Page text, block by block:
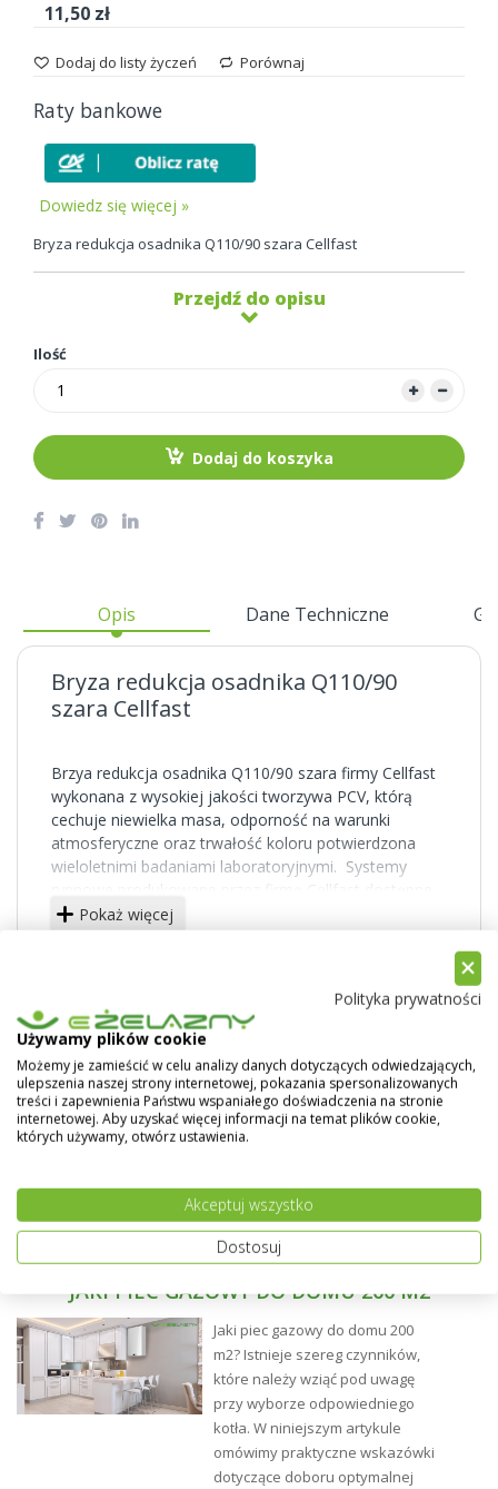
11,50 zł
Dodaj do listy życzeń Porównaj
Raty bankowe
Dowiedz się więcej »
Bryza redukcja osadnika Q110/90 szara Cellfast
Przejdź do opisu
Ilość
Dodaj do koszyka
Opis Dane Techniczne
Bryza redukcja osadnika Q110/90
szara Cellfast
Brzya redukcja osadnika Q110/90 szara firmy Cellfast
wykonana z wysokiej jakości tworzywa PCV, którą
cechuje niewielka masa, odporność na warunki
atmosferyczne oraz trwałość koloru potwierdzona
wieloletnimi badaniami laboratoryjnymi. Systemy
rynnowe produkowane przez firmę Cellfast dostępne
są w kolorach: białym, czerwonym, brązowym,
grafitowym, ceglastym oraz zielonym.
Pokaż więcej
JAKI PIEC GAZOWY DO DOMU 200 M2
Jaki piec gazowy do domu 200
m2? Istnieje szereg czynników,
które należy wziąć pod uwagę
przy wyborze odpowiedniego
kotła. W niniejszym artykule
omówimy praktyczne wskazówki
dotyczące doboru optymalnej
Polityka prywatności
Używamy plików cookie
Możemy je zamieścić w celu analizy danych dotyczących odwiedzających,
ulepszenia naszej strony internetowej, pokazania spersonalizowanych
treści i zapewnienia Państwu wspaniałego doświadczenia na stronie
internetowej. Aby uzyskać więcej informacji na temat plików cookie,
których używamy, otwórz ustawienia.
Akceptuj wszystko
Dostosuj